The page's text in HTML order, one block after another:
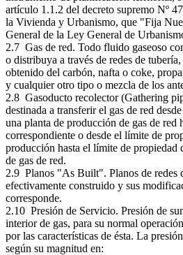
artículo 1.1.2 del decreto supremo Nº
la Vivienda y Urbanismo, que "Fija
General de la Ley General de
2.7 Gas de red. Todo fluido gaseoso
o distribuya a través de redes de
obtenido del carbón, nafta o coke,
y cualquier otro tipo o mezcla de los
2.8 Gasoducto recolector (Gathering
destinada a transferir el gas de red
una planta de producción de gas de red
correspondiente o desde el límite de
producción hasta el límite de propiedad
de gas de red.
2.9 Planos "As Built". Planos de redes
efectivamente construido y sus
corresponde.
2.10 Presión de Servicio. Presión de
interior de gas, para su normal
por las características de ésta. La
según su magnitud en: